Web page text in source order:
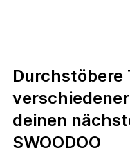
Durchstöbere
deinen
SWOODOO